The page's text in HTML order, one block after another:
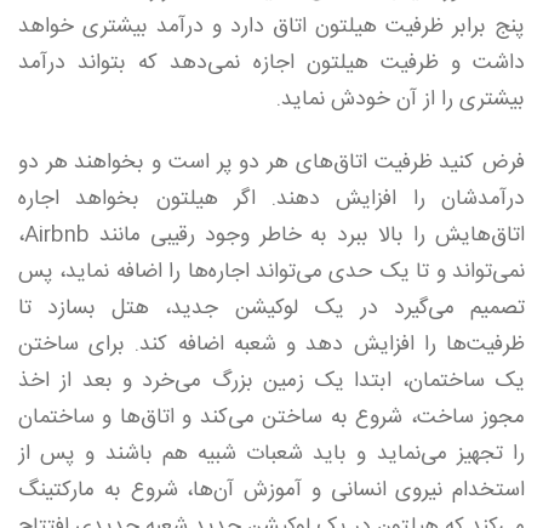
پنج برابر ظرفیت هیلتون اتاق دارد و درآمد بیشتری خواهد
داشت و ظرفیت هیلتون اجازه نمی‌دهد که بتواند درآمد
بیشتری را از آن خودش نماید.
فرض کنید ظرفیت اتاق‌های هر دو پر است و بخواهند هر دو
درآمدشان را افزایش دهند. اگر هیلتون بخواهد اجاره
اتاق‌هایش را بالا ببرد به خاطر وجود رقیبی مانند Airbnb،
نمی‌تواند و تا یک حدی می‌تواند اجاره‌ها را اضافه نماید، پس
تصمیم می‌گیرد در یک لوکیشن جدید، هتل بسازد تا
ظرفیت‌ها را افزایش دهد و شعبه اضافه کند. برای ساختن
یک ساختمان، ابتدا یک زمین بزرگ می‌خرد و بعد از اخذ
مجوز ساخت، شروع به ساختن می‌کند و اتاق‌ها و ساختمان
را تجهیز می‌نماید و باید شعبات شبیه هم باشند و پس از
استخدام نیروی انسانی و آموزش آن‌ها، شروع به مارکتینگ